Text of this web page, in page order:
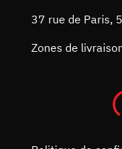
37 rue de Paris,
Zones de